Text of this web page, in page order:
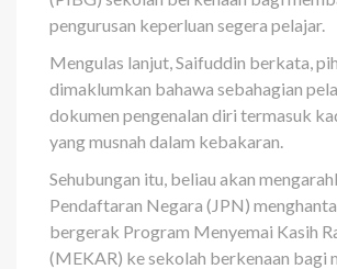
pengurusan keperluan segera pelajar.
Mengulas lanjut, Saifuddin berkata,
dimaklumkan bahawa sebahagian
dokumen pengenalan diri termasuk
yang musnah dalam kebakaran.
Sehubungan itu, beliau akan
Pendaftaran Negara (JPN)
bergerak Program Menyemai Kasih
(MEKAR) ke sekolah berkenaan bagi